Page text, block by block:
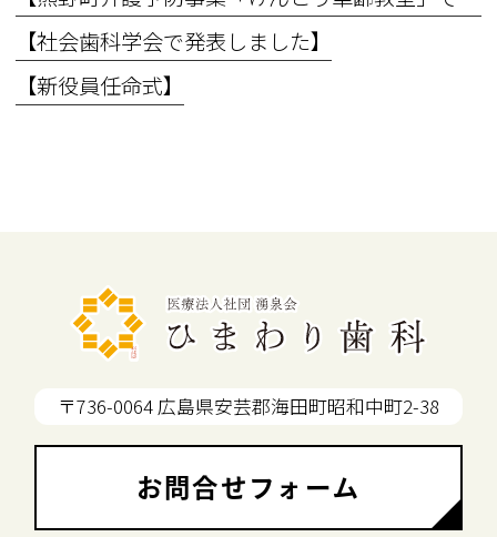
【社会歯科学会で発表しました】
【新役員任命式】
〒736-0064 広島県安芸郡海田町昭和中町2-38
お問合せフォーム